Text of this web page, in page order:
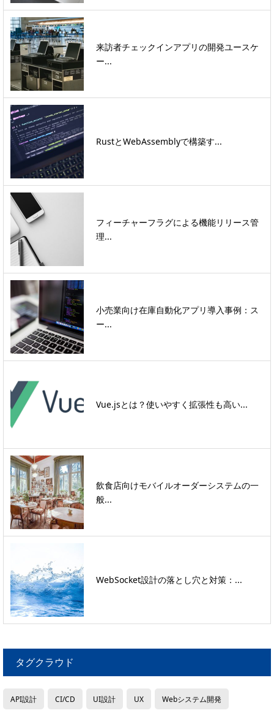
来訪者チェックインアプリの開発ユースケ
ー...
RustとWebAssemblyで構築す...
フィーチャーフラグによる機能リリース管
理...
小売業向け在庫自動化アプリ導入事例：ス
ー...
Vue.jsとは？使いやすく拡張性も高い...
飲食店向けモバイルオーダーシステムの一
般...
WebSocket設計の落とし穴と対策：...
タグクラウド
API設計 CI/CD UI設計 UX Webシステム開発